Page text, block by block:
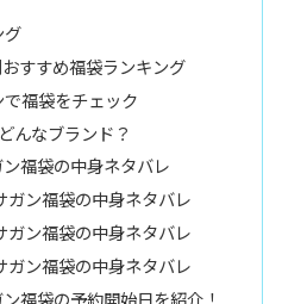
すすめ福袋ランキング
福袋をチェック
んなブランド？
福袋の中身ネタバレ
ガン福袋の中身ネタバレ
ガン福袋の中身ネタバレ
ガン福袋の中身ネタバレ
福袋の予約開始日を紹介！